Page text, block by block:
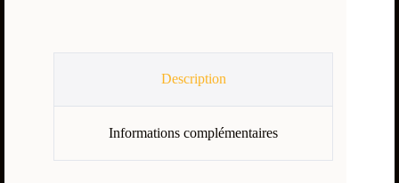
Description
Informations complémentaires